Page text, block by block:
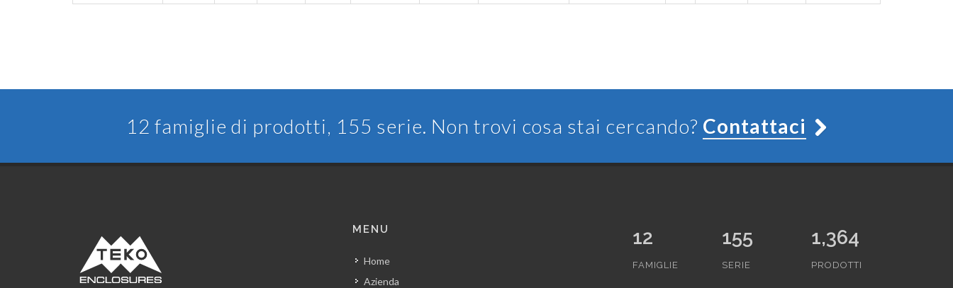
12 famiglie di prodotti, 155 serie. Non trovi cosa stai cercando? Contattaci
MENU
Home
Azienda
12
FAMIGLIE
155
SERIE
1,364
PRODOTTI